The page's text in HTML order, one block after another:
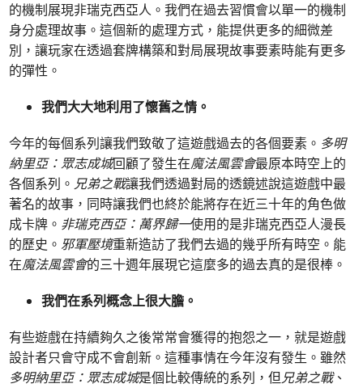
的機制展現非瑞克西亞人。我們在過去習慣會以單一的機制
身分處理故事。這個新的處理方式，能提供更多的細微差
別，讓玩家在透過套牌構築和對局展現故事要素時能有更多
的彈性。
我們大大地利用了懷舊之情。
今年的每個系列讓我們致敬了這遊戲過去的各個要素。 多明
納里亞：眾志成城回顧了發生在魔法風雲會最原本時空上的
各個系列。 兄弟之戰讓我們透過對局的透鏡述說這遊戲中最
著名的故事，同時讓我們也終於能將存在近三十年的角色做
成卡牌。 非瑞克西亞：萬界歸一使用的是非瑞克西亞人漫長
的歷史。 邪軍壓境重新造訪了我們去過的幾乎所有時空。能
在魔法風雲會的三十週年展現它這麼多的過去真的是很棒。
我們在系列概念上很大膽。
有些遊戲在持續夠久之後常常會獲得的抱怨之一，就是遊戲
設計者只會守成不會創新。這種事情在今年沒有發生。雖然
多明納里亞：眾志成城是個比較傳統的系列，但兄弟之戰、